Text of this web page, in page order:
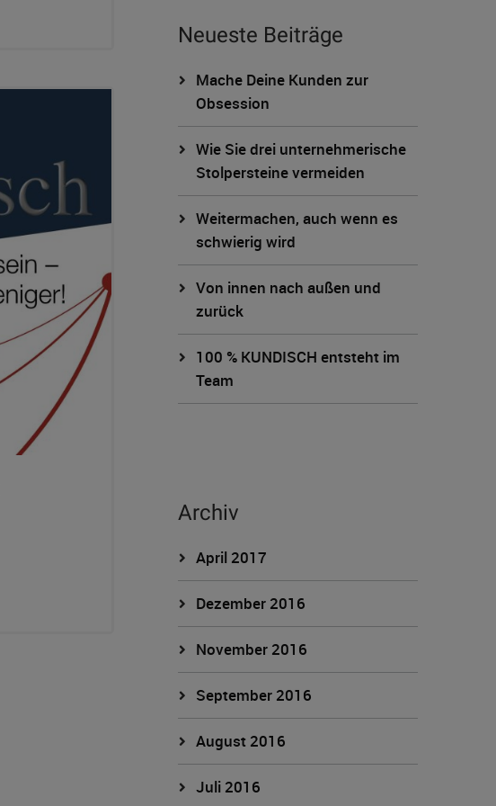
Neueste Beiträge
Mache Deine Kunden zur
Obsession
Wie Sie drei unternehmerische
Stolpersteine vermeiden
Weitermachen, auch wenn es
schwierig wird
Von innen nach außen und
zurück
100 % KUNDISCH entsteht im
Team
Archiv
April 2017
Dezember 2016
November 2016
September 2016
August 2016
Juli 2016